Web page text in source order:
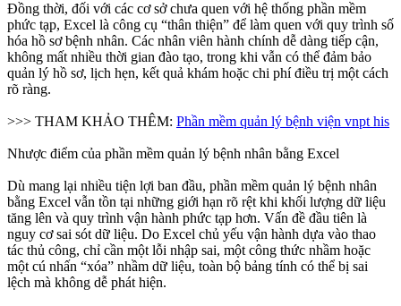
Đồng thời, đối với các cơ sở chưa quen với hệ thống phần mềm
phức tạp, Excel là công cụ “thân thiện” để làm quen với quy trình số
hóa hồ sơ bệnh nhân. Các nhân viên hành chính dễ dàng tiếp cận,
không mất nhiều thời gian đào tạo, trong khi vẫn có thể đảm bảo
quản lý hồ sơ, lịch hẹn, kết quả khám hoặc chi phí điều trị một cách
rõ ràng.
>>> THAM KHẢO THÊM: Phần mềm quản lý bệnh viện vnpt his
Nhược điểm của phần mềm quản lý bệnh nhân bằng Excel
Dù mang lại nhiều tiện lợi ban đầu, phần mềm quản lý bệnh nhân
bằng Excel vẫn tồn tại những giới hạn rõ rệt khi khối lượng dữ liệu
tăng lên và quy trình vận hành phức tạp hơn. Vấn đề đầu tiên là
nguy cơ sai sót dữ liệu. Do Excel chủ yếu vận hành dựa vào thao
tác thủ công, chỉ cần một lỗi nhập sai, một công thức nhầm hoặc
một cú nhấn “xóa” nhầm dữ liệu, toàn bộ bảng tính có thể bị sai
lệch mà không dễ phát hiện.